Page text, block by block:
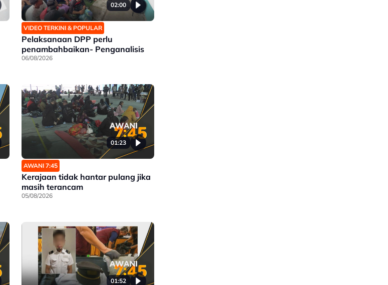
02:00
VIDEO TERKINI & POPULAR
Pelaksanaan DPP perlu
penambahbaikan- Penganalisis
06/08/2026
01:23
AWANI 7:45
Kerajaan tidak hantar pulang jika
masih terancam
05/08/2026
01:52